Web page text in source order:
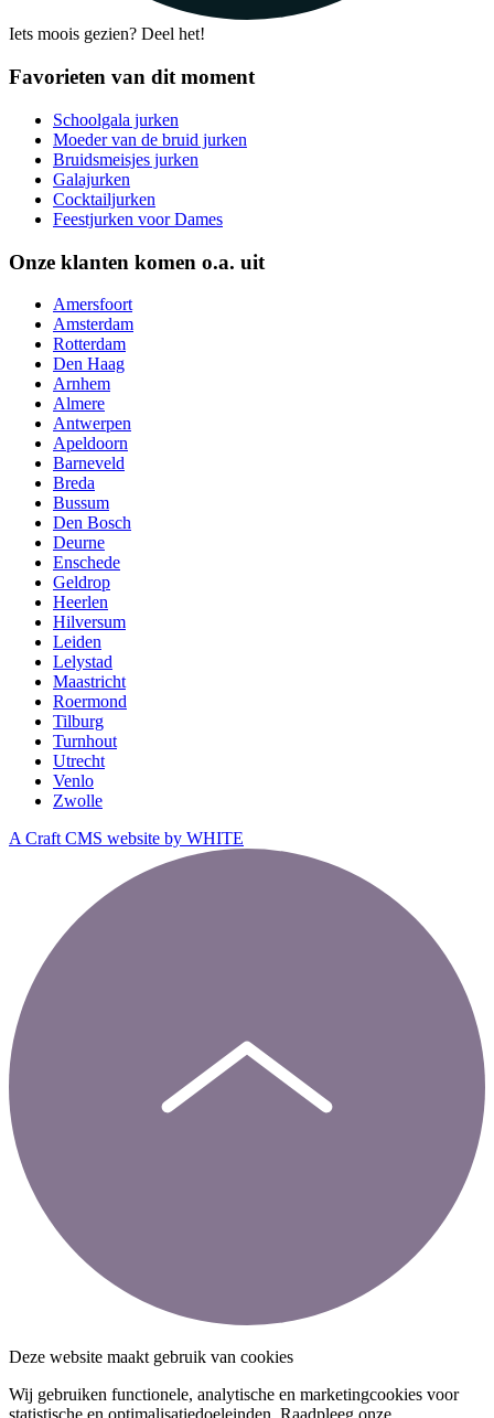
Iets moois gezien? Deel het!
Favorieten van dit moment
Schoolgala jurken
Moeder van de bruid jurken
Bruidsmeisjes jurken
Galajurken
Cocktailjurken
Feestjurken voor Dames
Onze klanten komen o.a. uit
Amersfoort
Amsterdam
Rotterdam
Den Haag
Arnhem
Almere
Antwerpen
Apeldoorn
Barneveld
Breda
Bussum
Den Bosch
Deurne
Enschede
Geldrop
Heerlen
Hilversum
Leiden
Lelystad
Maastricht
Roermond
Tilburg
Turnhout
Utrecht
Venlo
Zwolle
A Craft CMS website by WHITE
Deze website maakt gebruik van cookies
Wij gebruiken functionele, analytische en marketingcookies voor